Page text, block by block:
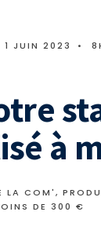
1 JUIN 2023 •
à
LA COM',
DE 300 €